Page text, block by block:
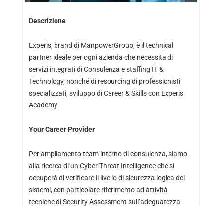
Descrizione
Experis, brand di ManpowerGroup, è il technical
partner ideale per ogni azienda che necessita di
servizi integrati di Consulenza e staffing IT &
Technology, nonché di resourcing di professionisti
specializzati, sviluppo di Career & Skills con Experis
Academy
Your Career Provider
Per ampliamento team interno di consulenza, siamo
alla ricerca di un Cyber Threat Intelligence che si
occuperà di verificare il livello di sicurezza logica dei
sistemi, con particolare riferimento ad attività
tecniche di Security Assessment sull’adeguatezza